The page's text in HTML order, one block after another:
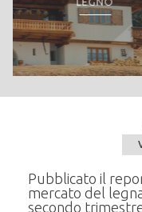
SartoriLegno Pellet è un
potere calorico e con
polveri e ricavato
alcun tipo di additivi
garantiscono la qualità ed
Trucioli di Legno
Certificato prodotto:
Pubblicato il
mercato del
secondo